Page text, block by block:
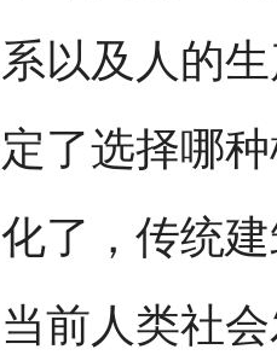
系以及人的
定了选择哪
化了，传统
当前人类社